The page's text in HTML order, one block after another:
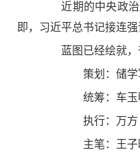
近期的中央政治局
即，习近平总书记接连
蓝图已经绘就，奋
策划：储学
统筹：车玉
执行：万方 朱
主笔：王子